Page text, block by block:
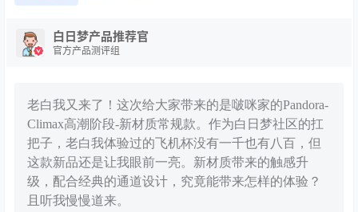
白日梦产品推荐官
官方产品测评组
老白我又来了！这次给大家带来的是啵咪家的Pandora-
Climax高潮阶段-新材质常规款。作为白日梦社区的扛
把子，老白我体验过的飞机杯没有一千也有八百，但
这款新品还是让我眼前一亮。新材质带来的触感升
级，配合经典的通道设计，究竟能带来怎样的体验？
且听我慢慢道来。